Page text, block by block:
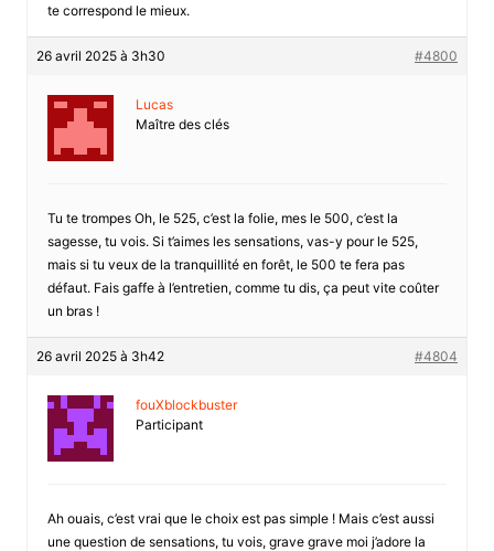
te correspond le mieux.
26 avril 2025 à 3h30 #4800
Lucas
Maître des clés
Tu te trompes Oh, le 525, c’est la folie, mes le 500, c’est la
sagesse, tu vois. Si t’aimes les sensations, vas-y pour le 525,
mais si tu veux de la tranquillité en forêt, le 500 te fera pas
défaut. Fais gaffe à l’entretien, comme tu dis, ça peut vite coûter
un bras !
26 avril 2025 à 3h42 #4804
fouXblockbuster
Participant
Ah ouais, c’est vrai que le choix est pas simple ! Mais c’est aussi
une question de sensations, tu vois, grave grave moi j’adore la